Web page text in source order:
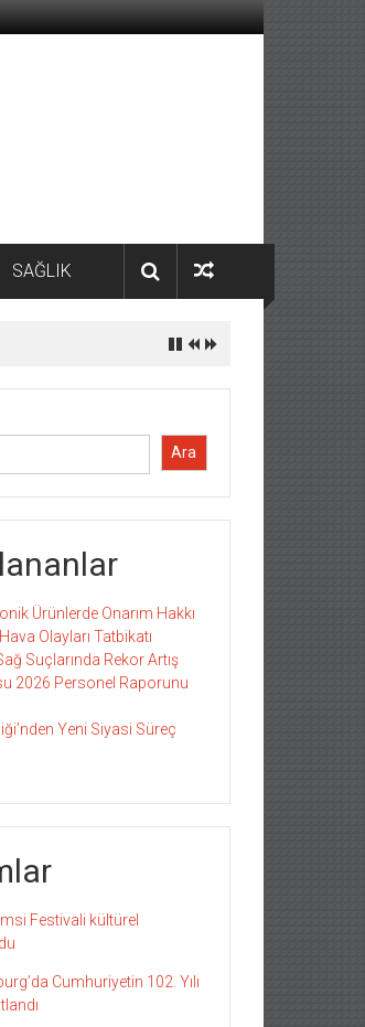
SAĞLIK
Ara
Ürünlerde Onarım Hakkı
Olayları Tatbikatı
Suçlarında Rekor Artış
2026 Personel Raporunu
Yeni Siyasi Süreç
Festivali kültürel
Cumhuriyetin 102. Yılı